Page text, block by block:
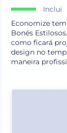
Inclui
Economize
Bonés
como ficará
design no
maneira